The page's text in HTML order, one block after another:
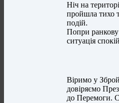
Ніч на
пройшла тихо
подій.
Попри ранкову
ситуація
Віримо у
довіряємо
до Перемоги.